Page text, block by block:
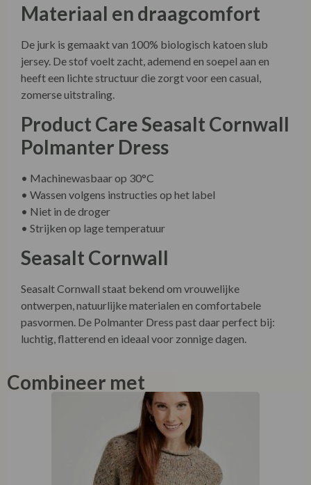
Materiaal en draagcomfort
De jurk is gemaakt van 100% biologisch katoen slub
jersey. De stof voelt zacht, ademend en soepel aan en
heeft een lichte structuur die zorgt voor een casual,
zomerse uitstraling.
Product Care Seasalt Cornwall
Polmanter Dress
• Machinewasbaar op 30°C
• Wassen volgens instructies op het label
• Niet in de droger
• Strijken op lage temperatuur
Seasalt Cornwall
Seasalt Cornwall staat bekend om vrouwelijke
ontwerpen, natuurlijke materialen en comfortabele
pasvormen. De Polmanter Dress past daar perfect bij:
luchtig, flatterend en ideaal voor zonnige dagen.
Combineer met